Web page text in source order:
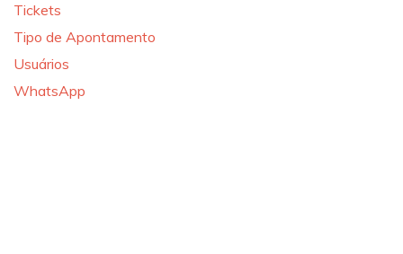
Tickets
Tipo de Apontamento
Usuários
WhatsApp